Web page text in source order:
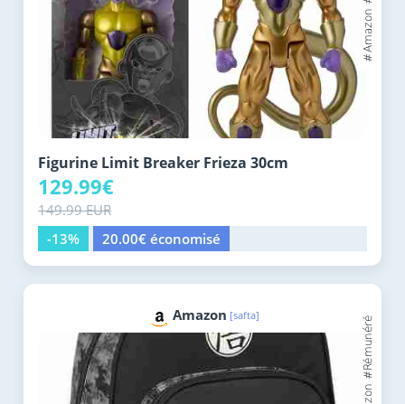
Figurine Limit Breaker Frieza 30cm
129.99€
149.99 EUR
-13%
20.00€ économisé
Amazon [safta]